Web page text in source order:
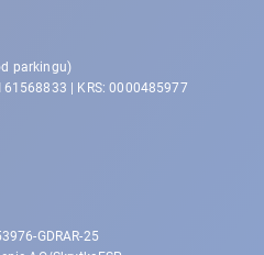
parkingu)
| KRS: 0000485977
GDRAR-25